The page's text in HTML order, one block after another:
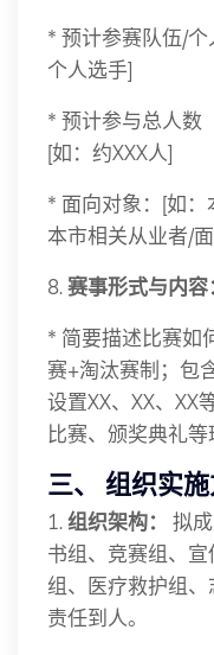
* 预计参赛队伍/个
个人选手]
* 预计参与总人数
[如：约XXX人]
* 面向对象：[如
本市相关从业者/
8.赛事形式与内容
* 简要描述比赛如
赛+淘汰赛制；包
设置XX、XX、XX
比赛、颁奖典礼等
三、 组织实
1.组织架构：
拟
书组、竞赛组、
组、医疗救护组、
责任到人。